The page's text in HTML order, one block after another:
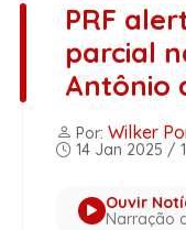
PRF
parcial
Antônio
Por: Wilker
14 Jan 2025 /
Ouvir
Narração